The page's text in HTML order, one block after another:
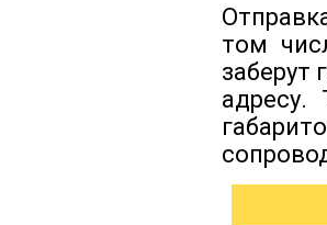
том
заберут
адресу.